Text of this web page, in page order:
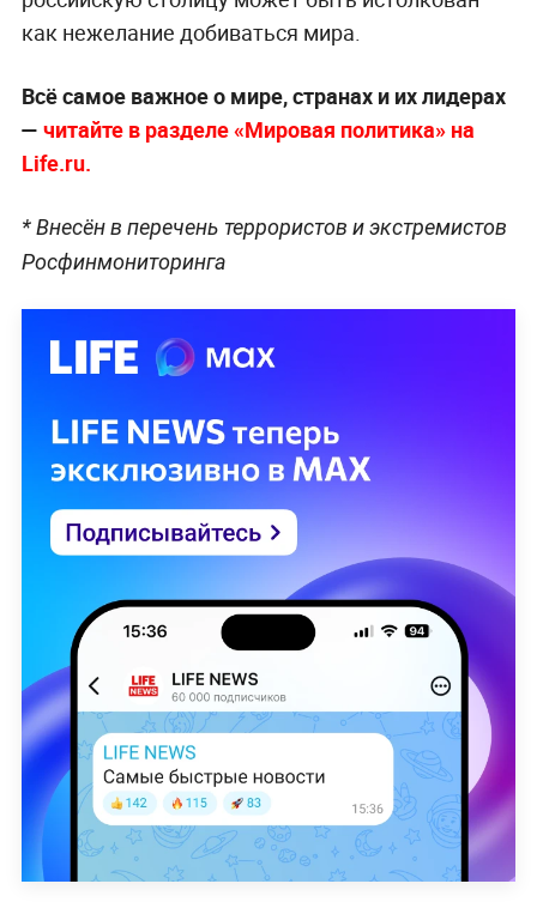
как нежелание добиваться мира.
Всё самое важное о мире, странах и их лидерах
— читайте в разделе «Мировая политика» на
Life.ru.
* Внесён в перечень террористов и экстремистов
Росфинмониторинга